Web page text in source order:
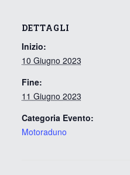
DETTAGLI
Inizio:
10 Giugno 2023
Fine:
11 Giugno 2023
Categoria Evento:
Motoraduno